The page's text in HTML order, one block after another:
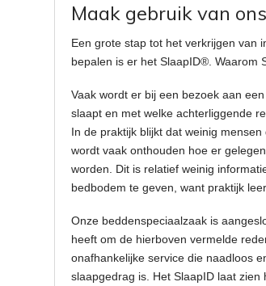
Maak gebruik van
Een grote stap tot het verkrijgen van
bepalen is er het SlaapID®. Waarom
Vaak wordt er bij een bezoek aan
slaapt en met welke achterliggende
In de praktijk blijkt dat weinig
wordt vaak onthouden hoe er
worden. Dit is relatief weinig
bedbodem te geven, want praktijk
Onze beddenspeciaalzaak is
heeft om de hierboven vermelde
onafhankelijke service die naadloos
slaapgedrag is. Het SlaapID laat